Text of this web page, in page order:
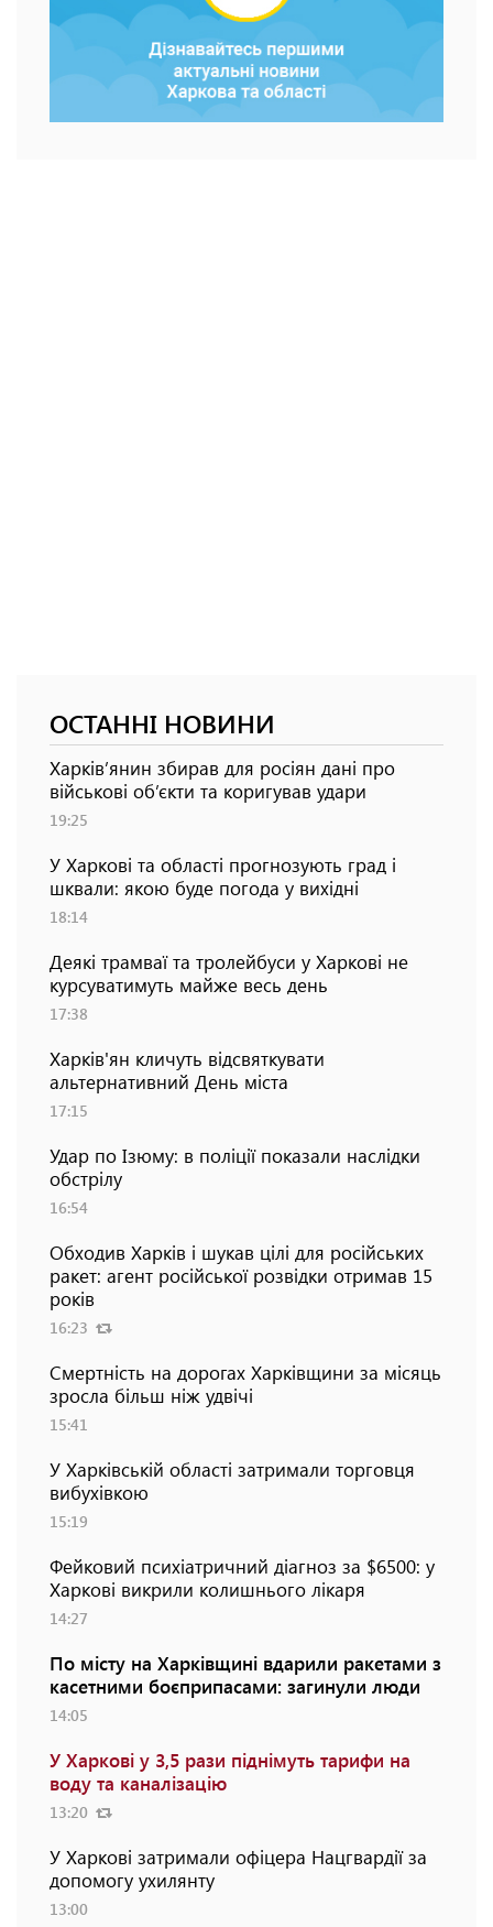
ОСТАННІ НОВИНИ
Харків’янин збирав для росіян дані про
військові об’єкти та коригував удари
19:25
У Харкові та області прогнозують град і
шквали: якою буде погода у вихідні
18:14
Деякі трамваї та тролейбуси у Харкові не
курсуватимуть майже весь день
17:38
Харків'ян кличуть відсвяткувати
альтернативний День міста
17:15
Удар по Ізюму: в поліції показали наслідки
обстрілу
16:54
Обходив Харків і шукав цілі для російських
ракет: агент російської розвідки отримав 15
років
16:23
Смертність на дорогах Харківщини за місяць
зросла більш ніж удвічі
15:41
У Харківській області затримали торговця
вибухівкою
15:19
Фейковий психіатричний діагноз за $6500: у
Харкові викрили колишнього лікаря
14:27
По місту на Харківщині вдарили ракетами з
касетними боєприпасами: загинули люди
14:05
У Харкові у 3,5 рази піднімуть тарифи на
воду та каналізацію
13:20
У Харкові затримали офіцера Нацгвардії за
допомогу ухилянту
13:00